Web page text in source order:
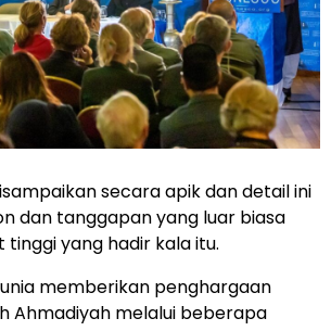
secara apik dan detail ini
dan tanggapan yang luar biasa
yang hadir kala itu.
memberikan penghargaan
Ahmadiyah melalui beberapa